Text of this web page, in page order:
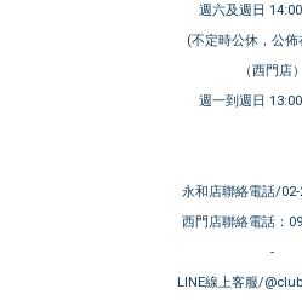
週六及週日
(不定時公休，公佈
（西門店）
週一到週日
永和店聯絡電話/02-
西門店聯絡電話：
-
LINE線上客服/